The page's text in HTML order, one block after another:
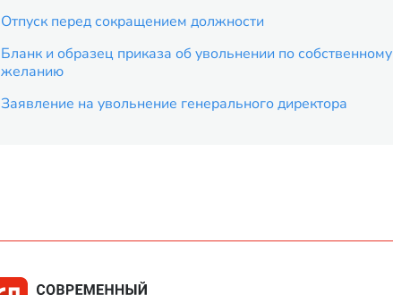
Отпуск перед сокращением должности
Бланк и образец приказа об увольнении по собственному
желанию
Заявление на увольнение генерального директора